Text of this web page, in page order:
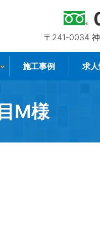
〒241-0034
施工事例 求
M様